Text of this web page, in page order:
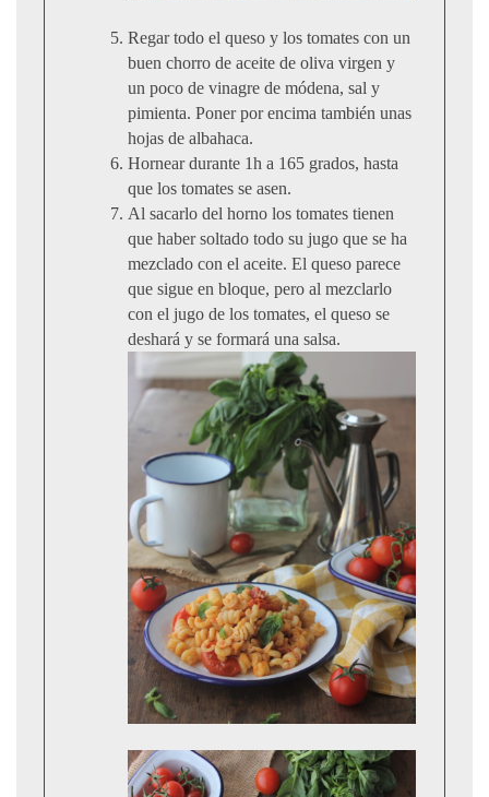
Regar todo el queso y los tomates con un
buen chorro de aceite de oliva virgen y
un poco de vinagre de módena, sal y
pimienta. Poner por encima también unas
hojas de albahaca.
Hornear durante 1h a 165 grados, hasta
que los tomates se asen.
Al sacarlo del horno los tomates tienen
que haber soltado todo su jugo que se ha
mezclado con el aceite. El queso parece
que sigue en bloque, pero al mezclarlo
con el jugo de los tomates, el queso se
deshará y se formará una salsa.